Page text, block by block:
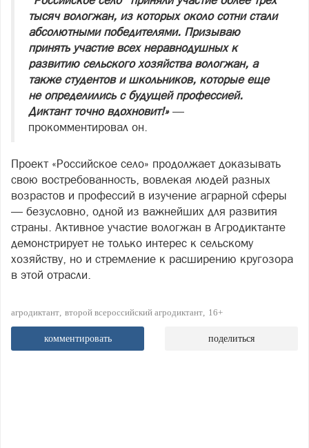
тысяч вологжан, из которых около сотни стали
абсолютными победителями. Призываю
принять участие всех неравнодушных к
развитию сельского хозяйства вологжан, а
также студентов и школьников, которые еще
не определились с будущей профессией.
Диктант точно вдохновит!»—
прокомментировал он.
Проект «Российское село» продолжает доказывать
свою востребованность, вовлекая людей разных
возрастов и профессий в изучение аграрной сферы
— безусловно, одной из важнейших для развития
страны. Активное участие вологжан в Агродиктанте
демонстрирует не только интерес к сельскому
хозяйству, но и стремление к расширению кругозора
в этой отрасли.
агродиктант второй всероссийский агродиктант 16+
комментировать поделиться